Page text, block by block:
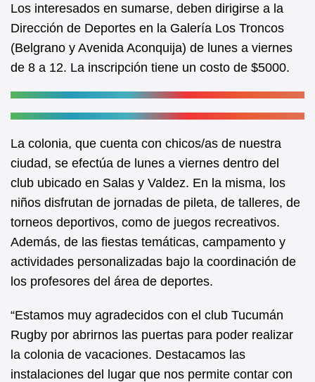
Los interesados en sumarse, deben dirigirse a la
Dirección de Deportes en la Galería Los Troncos
(Belgrano y Avenida Aconquija) de lunes a viernes
de 8 a 12. La inscripción tiene un costo de $5000.
La colonia, que cuenta con chicos/as de nuestra
ciudad, se efectúa de lunes a viernes dentro del
club ubicado en Salas y Valdez. En la misma, los
niños disfrutan de jornadas de pileta, de talleres, de
torneos deportivos, como de juegos recreativos.
Además, de las fiestas temáticas, campamento y
actividades personalizadas bajo la coordinación de
los profesores del área de deportes.
“Estamos muy agradecidos con el club Tucumán
Rugby por abrirnos las puertas para poder realizar
la colonia de vacaciones. Destacamos las
instalaciones del lugar que nos permite contar con